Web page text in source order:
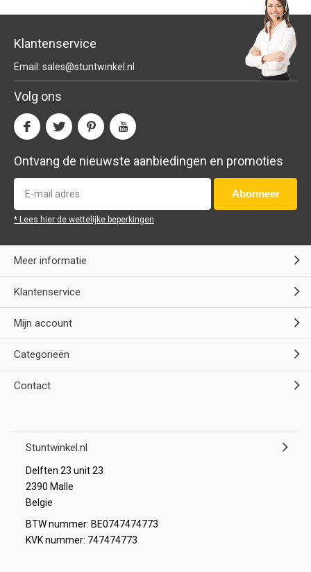
Klantenservice
Email: sales@stuntwinkel.nl
Volg ons
Ontvang de nieuwste aanbiedingen en promoties
Abonneer
* Lees hier de wettelijke beperkingen
Meer informatie
Klantenservice
Mijn account
Categorieën
Contact
Stuntwinkel.nl
Delften 23 unit 23
2390 Malle
Belgie
BTW nummer: BE0747474773
KVK nummer: 747474773